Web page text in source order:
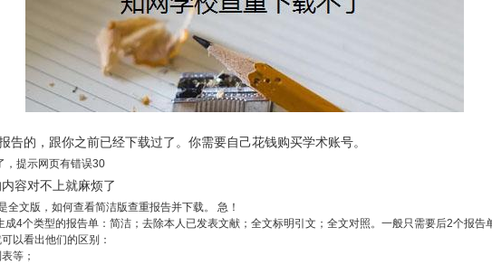
的，跟你之前已经下载过了。你需要自己花钱购买学术账号。
，提示网页有错误30
容对不上就麻烦了
文版，如何查看简洁版查重报告并下载。 急！
4个类型的报告单：简洁；去除本人已发表文献；全文标明引文；全文对照。一般只需要后2个报
以看出他们的区别：
等；